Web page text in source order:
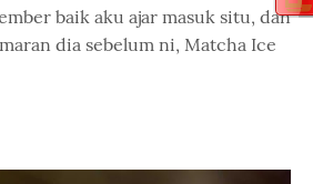
baik aku ajar masuk situ, dan
dia sebelum ni, Matcha Ice